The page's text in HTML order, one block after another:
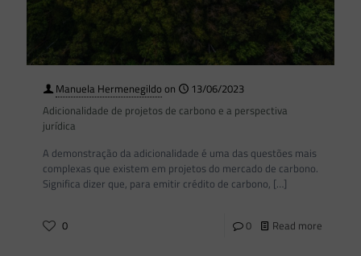
Manuela Hermenegildo on
13/06/2023
Adicionalidade de projetos de carbono e a perspectiva
jurídica
A demonstração da adicionalidade é uma das questões mais
complexas que existem em projetos do mercado de carbono.
Significa dizer que, para emitir crédito de carbono, […]
0 0 Read more